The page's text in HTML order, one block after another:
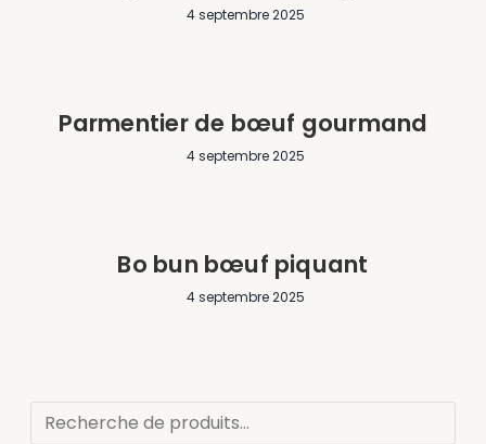
4 septembre 2025
Parmentier de bœuf gourmand
4 septembre 2025
Bo bun bœuf piquant
4 septembre 2025